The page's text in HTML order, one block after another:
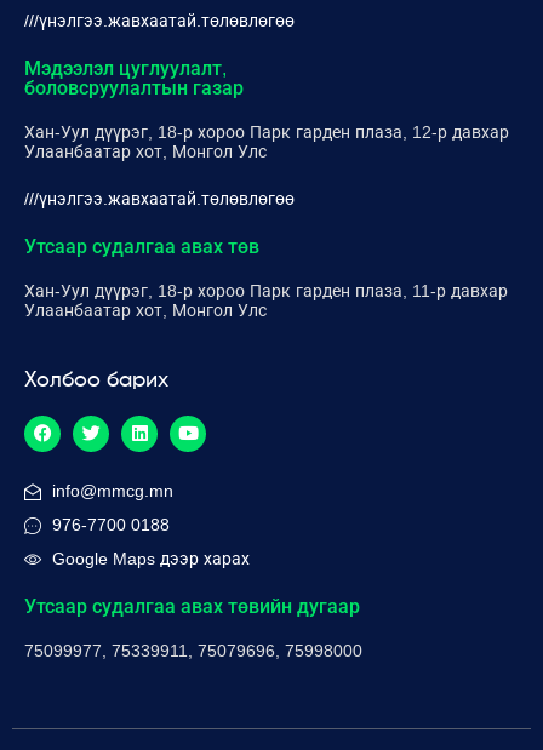
///үнэлгээ.жавхаатай.төлөвлөгөө
Мэдээлэл цуглуулалт,
боловсруулалтын газар
Хан-Уул дүүрэг, 18-р хороо Парк гарден плаза, 12-р давхар
Улаанбаатар хот, Монгол Улс
///үнэлгээ.жавхаатай.төлөвлөгөө
Утсаар судалгаа авах төв
Хан-Уул дүүрэг, 18-р хороо Парк гарден плаза, 11-р давхар
Улаанбаатар хот, Монгол Улс
Холбоо барих
info@mmcg.mn
976-7700 0188
Google Maps дээр харах
Утсаар судалгаа авах төвийн дугаар
75099977, 75339911, 75079696, 75998000